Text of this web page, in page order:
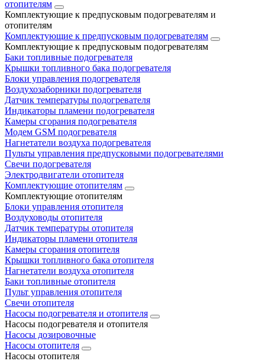
отопителям
Комплектующие к предпусковым подогревателям и
отопителям
Комплектующие к предпусковым подогревателям
Комплектующие к предпусковым подогревателям
Баки топливные подогревателя
Крышки топливного бака подогревателя
Блоки управления подогревателя
Воздухозаборники подогревателя
Датчик температуры подогревателя
Индикаторы пламени подогревателя
Камеры сгорания подогревателя
Модем GSM подогревателя
Нагнетатели воздуха подогревателя
Пульты управления предпусковыми подогревателями
Свечи подогревателя
Электродвигатели отопителя
Комплектующие отопителям
Комплектующие отопителям
Блоки управления отопителя
Воздуховоды отопителя
Датчик температуры отопителя
Индикаторы пламени отопителя
Камеры сгорания отопителя
Крышки топливного бака отопителя
Нагнетатели воздуха отопителя
Баки топливные отопителя
Пульт управления отопителя
Свечи отопителя
Насосы подогревателя и отопителя
Насосы подогревателя и отопителя
Насосы дозировочные
Насосы отопителя
Насосы отопителя